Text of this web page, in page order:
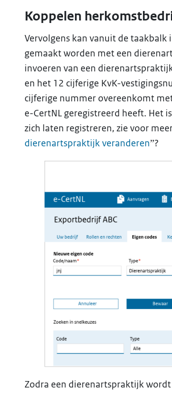
Koppelen
Vervolgens kan vanuit de
gemaakt worden met een
invoeren van een
en het 12 cijferige KvK-
cijferige nummer overeenkomt
e-CertNL geregistreerd heeft. Het
zich laten registreren, zie voor
dierenartspraktijk veranderen”?
Zodra een dierenartspraktijk wordt